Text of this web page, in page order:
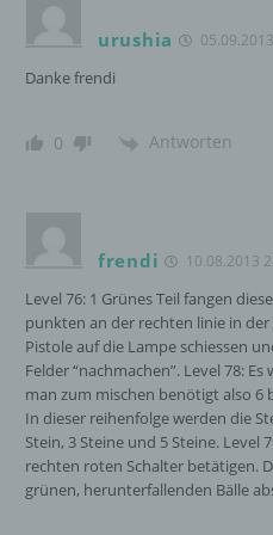
urushia
Danke frendi
0 Antworten
frendi 10.08.2013
Level 76: 1 Grünes Teil fangen
punkten an der rechten linie in
Pistole auf die Lampe schiessen
Felder “nachmachen”. Level 78:
man zum mischen benötigt also 6
In dieser reihenfolge werden die
Stein, 3 Steine und 5 Steine. Level
rechten roten Schalter betätigen.
grünen, herunterfallenden Bälle
g) Verantwortlicher
Verantwortlicher ist
Sind die Zwecke
Verarbeitung durch
das Recht der
so kann der
beziehungsweise
Kriterien seiner
Unionsrecht oder
Mitgliedstaaten